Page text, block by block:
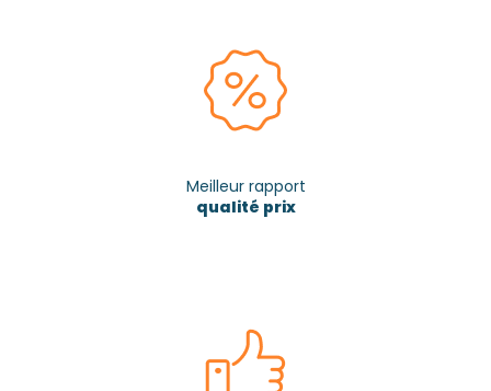
Meilleur rapport
qualité prix